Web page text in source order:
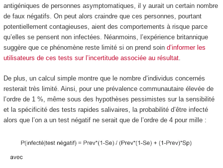
antigéniques de personnes asymptomatiques, il y aurait un certain nombre
de faux négatifs. On peut alors craindre que ces personnes, pourtant
potentiellement contagieuses, aient des comportements à risque parce
qu’elles se pensent non infectées. Néanmoins, l’expérience britannique
suggère que ce phénomène reste limité si on prend soin d’informer les
utilisateurs de ces tests sur l’incertitude associée au résultat.
De plus, un calcul simple montre que le nombre d’individus concernés
resterait très limité. Ainsi, pour une prévalence communautaire élevée de
l’ordre de 1 %, même sous des hypothèses pessimistes sur la sensibilité
et la spécificité des tests rapides salivaires, la probabilité d’être infecté
alors que l’on a un test négatif ne serait que de l’ordre de 4 pour mille :